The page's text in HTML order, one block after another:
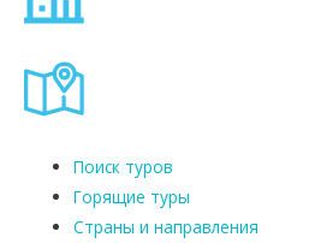
Поиск туров
Горящие туры
Страны и направления